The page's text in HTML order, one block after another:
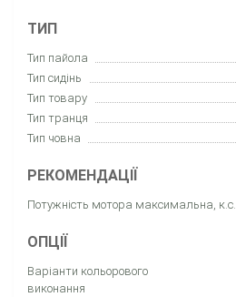
ТИП
Тип пайола
Тип сидінь
Тип товару
Тип транця
Тип човна
РЕКОМЕНДАЦІЇ
Потужність мотора максимальна, к.с.
ОПЦІЇ
Варіанти кольорового
виконання